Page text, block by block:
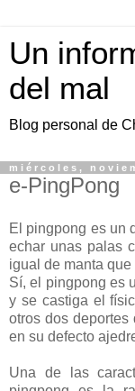
Un
del mal
Blog personal de
miércoles,
e-PingPong
El pingpong es un
echar unas palas
igual de manta que
Sí, el pingpong es
y se castiga el
otros dos
en su defecto
Una de las